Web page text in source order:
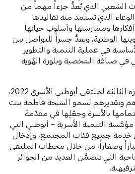
الشعبي الذي يُعدُّ جزءاً مهماً من
الوعاء الذي تستمد منه تقاليدها
وممارستها وأسلوب حياتها
الوطنية، ويعدُّ جسراً للتواصل بين
في عملية التنمية والتطوير
في صياغة الشخصية وبلورة الهُوية
وكان المشاركون في الدورة الثالثة لملتقى أبوظبي الأسري 2022،
وتقديرهم لسمو الشيخة فاطمة بنت
بالأسرة وجعْلِها في مقدّمة
التنمية الأسرية – أبوظبي التي
جميع فئات المجتمع، وإدخال
وصغاراً، من خلال محطات الملتقى
التي تتضمَّن العديد من الجوائز